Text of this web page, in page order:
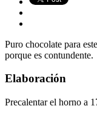
Puro chocolate para
porque es contundente.
Elaboración
Precalentar el horno a